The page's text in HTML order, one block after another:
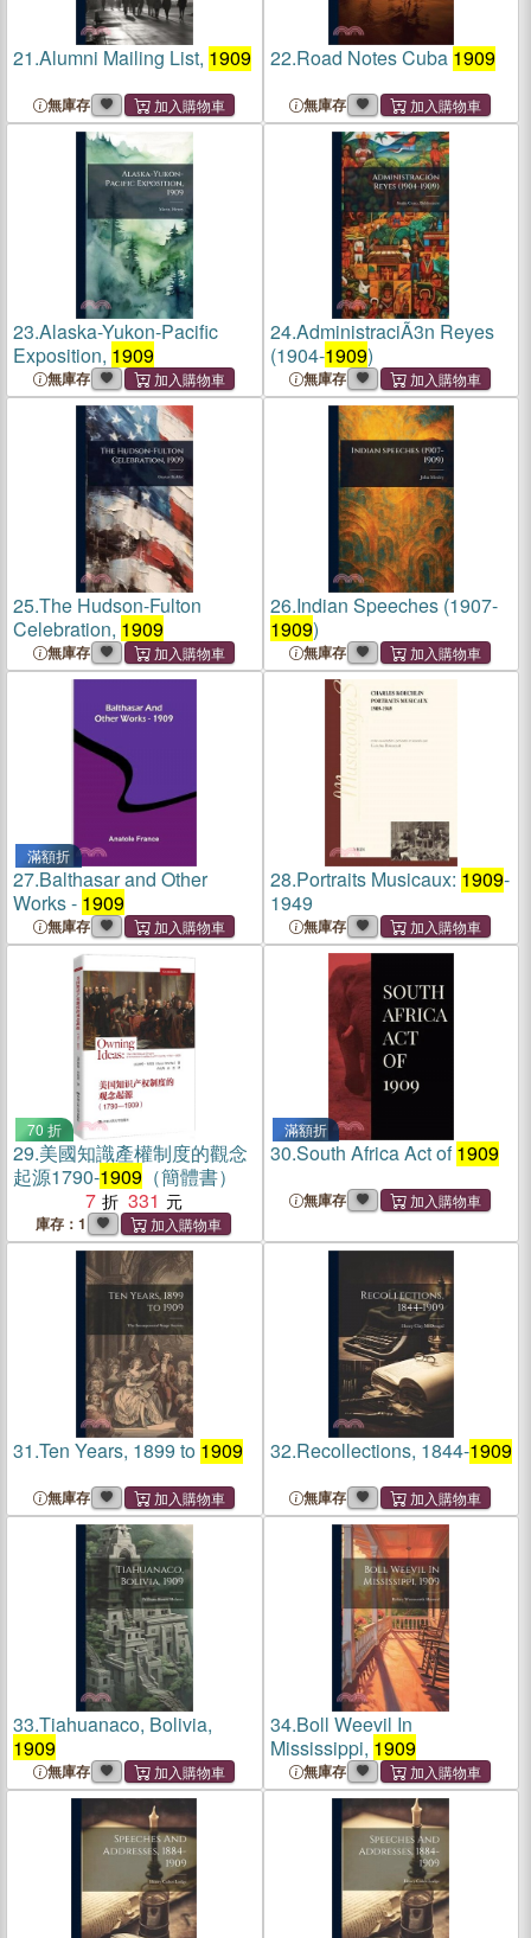
21.Alumni Mailing List, 1909
無庫存
22.Road Notes Cuba 1909
無庫存
23.Alaska-Yukon-Pacific
Exposition, 1909
無庫存
24.AdministraciÃ3n Reyes
(1904-1909)
無庫存
25.The Hudson-Fulton
Celebration, 1909
無庫存
26.Indian Speeches (1907-
1909)
無庫存
滿額折
27.Balthasar and Other
Works - 1909
無庫存
28.Portraits Musicaux: 1909-
1949
無庫存
70 折
29.美國知識產權制度的觀念
起源1790-1909 （簡體書）
7
331
庫存：1
滿額折
30.South Africa Act of1909
無庫存
31.Ten Years, 1899 to 1909
無庫存
32.Recollections, 1844-1909
無庫存
33.Tiahuanaco, Bolivia,
1909
無庫存
34.Boll Weevil In
Mississippi, 1909
無庫存